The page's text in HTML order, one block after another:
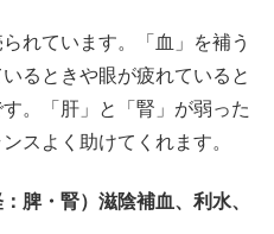
れています。「血」を補う
るときや眼が疲れていると
。「肝」と「腎」が弱った
スよく助けてくれます。
脾・腎）滋陰補血、利水、